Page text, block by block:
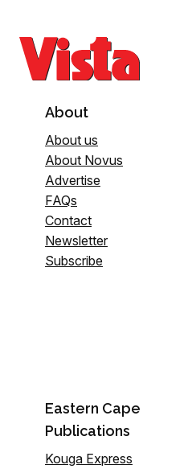
About
About us
About Novus
Advertise
FAQs
Contact
Newsletter
Subscribe
Eastern Cape
Publications
Kouga Express